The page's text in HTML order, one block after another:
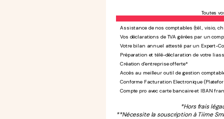
Toutes
Assistance de nos comptables (tél., visio,
Vos déclarations de TVA gérées par un
Votre bilan annuel attesté par un Expert-
Préparation et télé-déclaration de votre
Création d'entreprise offerte*
Accès au meilleur outil de gestion
Conforme Facturation Electronique
Compte pro avec carte bancaire et IBAN
*Hors frais
**Nécessite la souscription à Tiime